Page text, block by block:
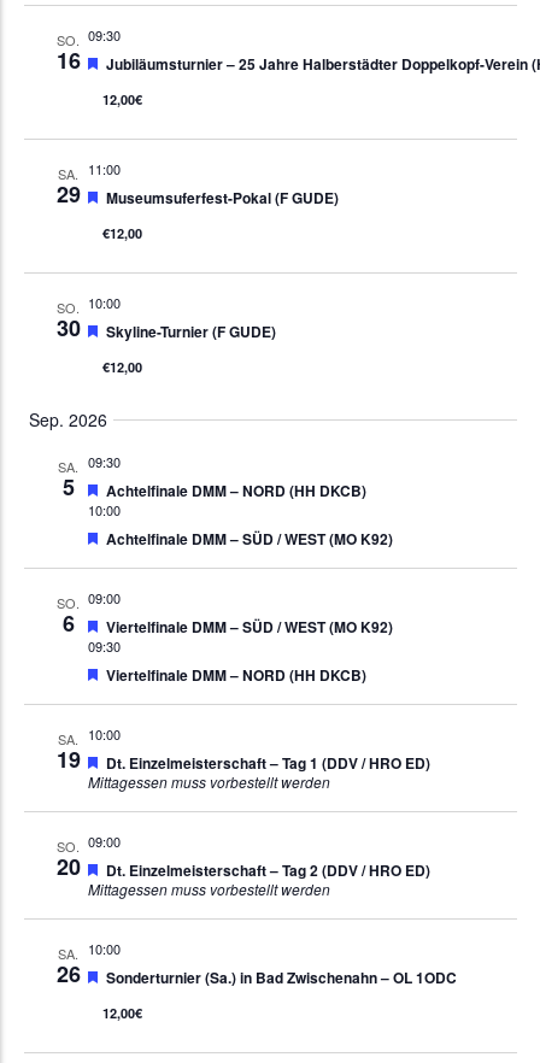
SO.
16
09:30
Empfohlen
Jubiläumsturnier – 25 Jahre Halberstädter Doppelkopf-Verein
12,00€
SA.
29
11:00
Empfohlen
Museumsuferfest-Pokal (F GUDE)
€12,00
SO.
30
10:00
Empfohlen
Skyline-Turnier (F GUDE)
€12,00
Sep. 2026
SA.
5
09:30
Empfohlen
Achtelfinale DMM – NORD (HH DKCB)
10:00
Empfohlen
Achtelfinale DMM – SÜD / WEST (MO K92)
SO.
6
09:00
Empfohlen
Viertelfinale DMM – SÜD / WEST (MO K92)
09:30
Empfohlen
Viertelfinale DMM – NORD (HH DKCB)
SA.
19
10:00
Empfohlen
Dt. Einzelmeisterschaft – Tag 1 (DDV / HRO ED)
Mittagessen muss vorbestellt werden
SO.
20
09:00
Empfohlen
Dt. Einzelmeisterschaft – Tag 2 (DDV / HRO ED)
Mittagessen muss vorbestellt werden
SA.
26
10:00
Empfohlen
Sonderturnier (Sa.) in Bad Zwischenahn – OL 1ODC
12,00€